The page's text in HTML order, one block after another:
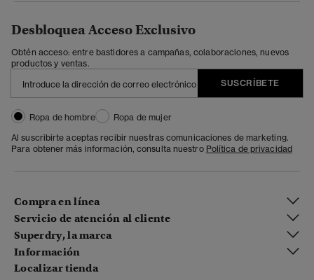
Desbloquea Acceso Exclusivo
Obtén acceso: entre bastidores a campañas, colaboraciones, nuevos
productos y ventas.
SUSCRÍBETE
Ropa de hombre
Ropa de mujer
Al suscribirte aceptas recibir nuestras comunicaciones de marketing.
Para obtener más información, consulta nuestro Política de privacidad
Compra en línea
Servicio de atención al cliente
Superdry, la marca
Información
Localizar tienda